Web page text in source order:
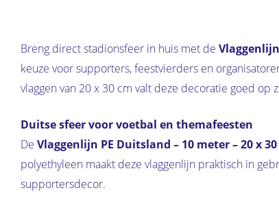
Breng direct stadionsfeer in huis met de
keuze voor supporters, feestvierders en
vlaggen van 20 x 30 cm valt deze decoratie goed op
Duitse sfeer voor voetbal en themafeesten
De Vlaggenlijn PE Duitsland – 10 meter – 20 x
polyethyleen maakt deze vlaggenlijn praktisch in
supportersdecor.